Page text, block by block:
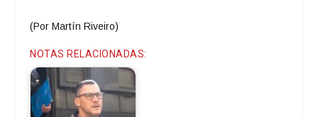
(Por Martín Riveiro)
NOTAS RELACIONADAS: